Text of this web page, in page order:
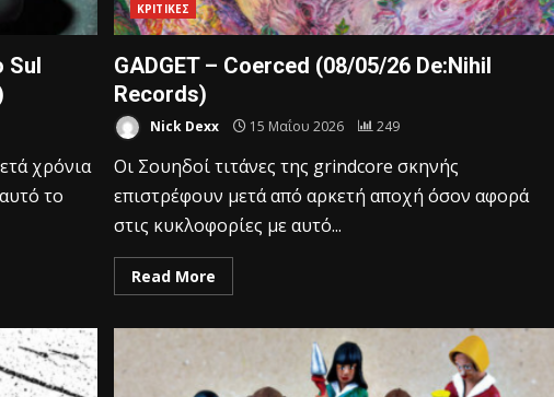
Sul
χρόνια
το
ΚΡΙΤΙΚΕΣ
GADGET – Coerced (08/05/26 De:Nihil
Records)
Nick Dexx 15 Μαΐου 2026 249
Οι Σουηδοί τιτάνες της grindcore σκηνής
επιστρέφουν μετά από αρκετή αποχή όσον αφορά
στις κυκλοφορίες με αυτό...
Read More